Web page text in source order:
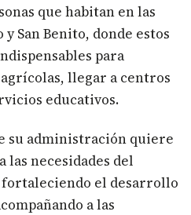
que habitan en las
San Benito, donde estos
para
llegar a centros
educativos.
su administración quiere
las necesidades del
fortaleciendo el desarrollo
a las